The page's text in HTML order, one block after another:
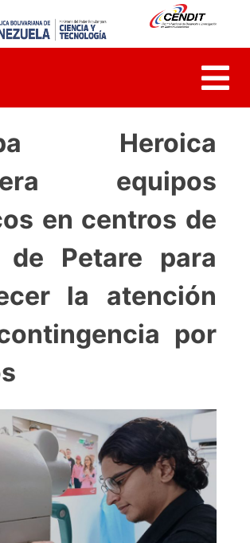
Heroica
equipos
en centros de
de Petare para
la atención
por